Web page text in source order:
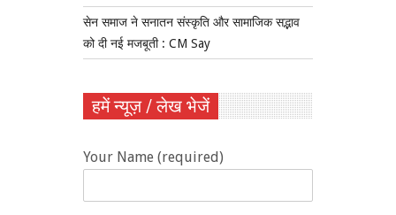
सेन समाज ने सनातन संस्कृति और सामाजिक सद्भाव
को दी नई मजबूती : CM Say
हमें न्यूज़ / लेख भेजें
Your Name (required)